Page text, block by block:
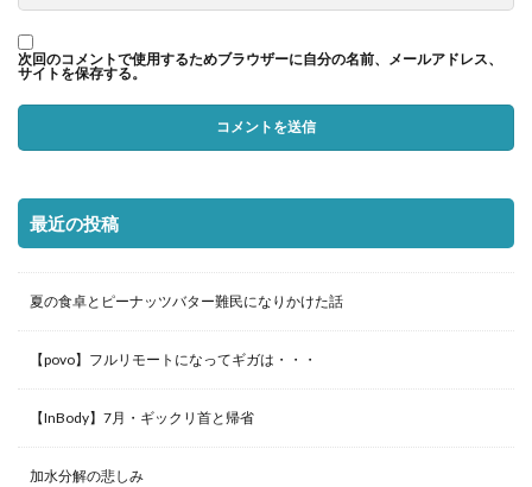
次回のコメントで使用するためブラウザーに自分の名前、メールアドレス、
サイトを保存する。
最近の投稿
夏の食卓とピーナッツバター難民になりかけた話
【povo】フルリモートになってギガは・・・
【InBody】7月・ギックリ首と帰省
加水分解の悲しみ